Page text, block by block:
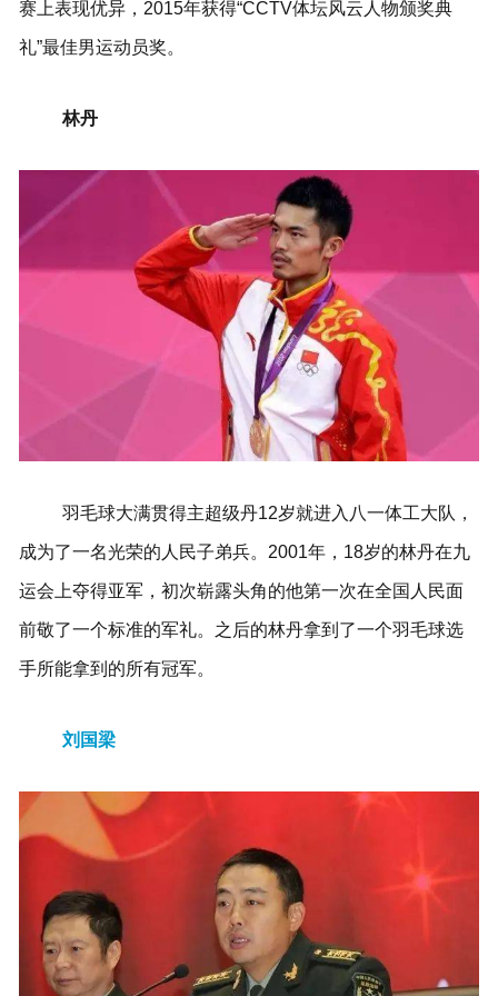
赛上表现优异，2015年获得“CCTV体坛风云人物颁奖典
礼”最佳男运动员奖。
林丹
羽毛球大满贯得主超级丹12岁就进入八一体工大队，
成为了一名光荣的人民子弟兵。2001年，18岁的林丹在九
运会上夺得亚军，初次崭露头角的他第一次在全国人民面
前敬了一个标准的军礼。之后的林丹拿到了一个羽毛球选
手所能拿到的所有冠军。
刘国梁